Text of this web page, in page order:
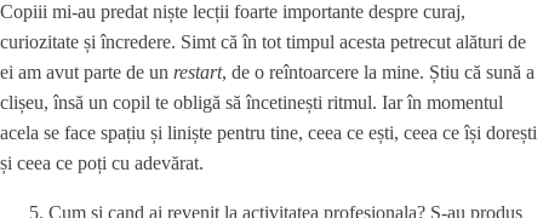
Copiii mi-au predat niște lecții foarte importante despre curaj,
curiozitate și încredere. Simt că în tot timpul acesta petrecut alături de
ei am avut parte de un restart, de o reîntoarcere la mine. Știu că sună a
clișeu, însă un copil te obligă să încetinești ritmul. Iar în momentul
acela se face spațiu și liniște pentru tine, ceea ce ești, ceea ce își dorești
și ceea ce poți cu adevărat.
Cum si cand ai revenit la activitatea profesionala? S-au produs